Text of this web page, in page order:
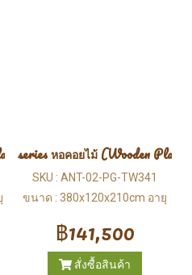
series หอคอยไม้ (Wooden
SKU : ANT-02-PG-TW341
ขนาด : 380x120x210cm อายุ
฿141,500
สั่งซื้อสินค้า